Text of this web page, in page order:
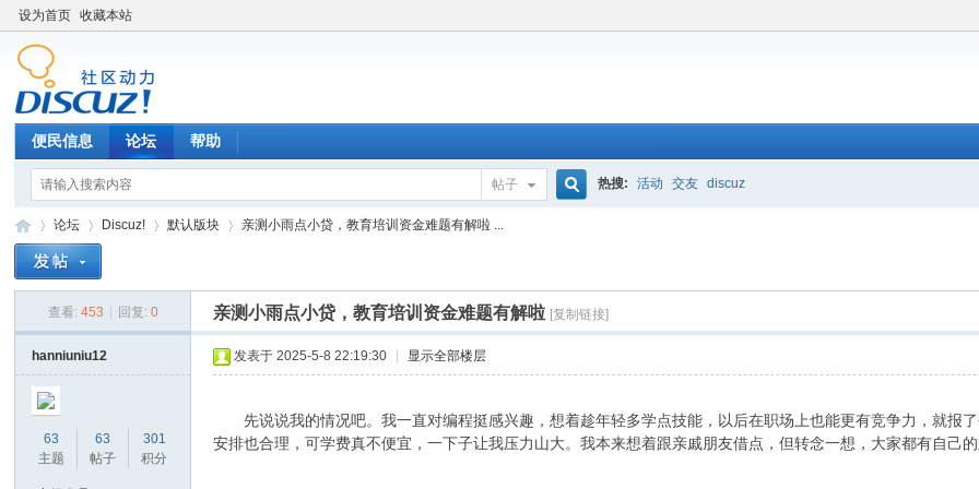
设为首页 收藏本站
便民信息 论坛 帮助
帖子
索
热搜: 活动 交友 discuz
论坛
›
Discuz!
›
默认版块
›
亲测小雨点小贷，教育培训资金难题有解啦 ...
查看: 453 回复: 0 亲测小雨点小贷，教育培训资金难题有解啦 [复制链接]
hanniuniu12
63
主题
63
帖子
301
积分
发表于 2025-5-8 22:19:30 显示全部楼层
先说说我的情况吧。我一直对编程挺感兴趣，想着趁年轻多学点技能，以后在职场上也能更有竞争力，就报
安排也合理，可学费真不便宜，一下子让我压力山大。我本来想着跟亲戚朋友借点，但转念一想，大家都有自己